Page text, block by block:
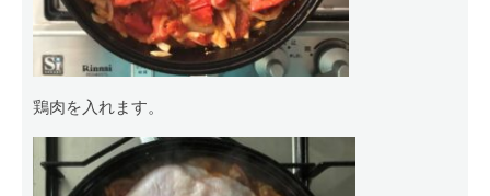
鶏肉を入れます。